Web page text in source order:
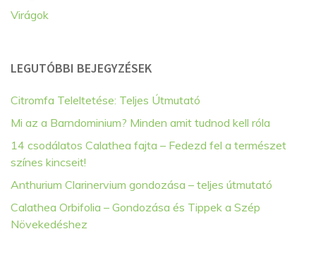
Virágok
LEGUTÓBBI BEJEGYZÉSEK
Citromfa Teleltetése: Teljes Útmutató
Mi az a Barndominium? Minden amit tudnod kell róla
14 csodálatos Calathea fajta – Fedezd fel a természet
színes kincseit!
Anthurium Clarinervium gondozása – teljes útmutató
Calathea Orbifolia – Gondozása és Tippek a Szép
Növekedéshez